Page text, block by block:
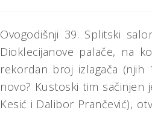
Ovogodišnji 39. Splitski
Dioklecijanove palače, na
rekordan broj izlagača
novo? Kustoski tim sačinjen
Kesić i Dalibor Prančević),